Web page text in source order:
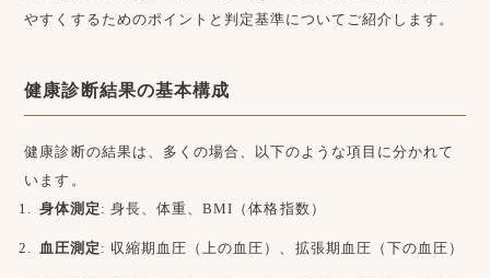
やすくするためのポイントと判定基準についてご紹介します。
健康診断結果の基本構成
健康診断の結果は、多くの場合、以下のような項目に分かれて
います。
身体測定 : 身長、体重、BMI（体格指数）
血圧測定 : 収縮期血圧（上の血圧）、拡張期血圧（下の血圧）